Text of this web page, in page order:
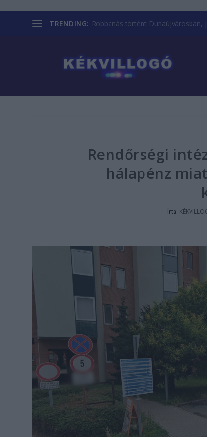
TRENDING: Robbanás történt Dunaújvárosban,
Rendőrségi
hálapénz
Írta: